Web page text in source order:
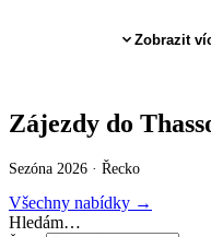
Zobrazit
Zájezdy do
Sezóna 2026 · Řecko
Všechny nabídky →
Hledám…